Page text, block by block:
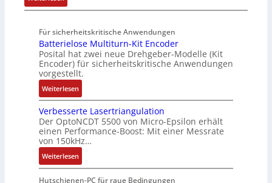
a
L
3
f
ü
r
s
i
c
h
e
r
e
E
n
n
d
o
b
o
t
n
,
3
M
i
l
l
i
o
n
e
n
A
r
t
u
t
o
m
a
t
i
o
n
e
x
p
a
A
f
t
r
a
g
s
e
i
n
g
a
n
g
Für sicherheitskritische Anwendungen
Batterielose Multiturn-Kit Encoder
Posital hat zwei neue Drehgeber-Modelle (Kit
Encoder) für sicherheitskritische Anwendungen
vorgestellt.
Weiterlesen:
B
a
t
t
e
r
i
e
Verbesserte Lasertriangulation
Der OptoNCDT 5500 von Micro-Epsilon erhält
einen Performance-Boost: Mit einer Messrate
von 150kHz…
Weiterlesen:
V
e
Hutschienen-PC für raue Bedingungen